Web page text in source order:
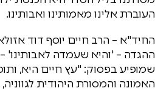
העוברת אלינו מאמותינו ואבותינו.
החיד"א – הרב חיים יוסף דוד
ההגדה – 'והיא שעמדה לאבותינו' –
שמופיע בפסוק: "עץ חיים היא,
האמונה והמסורת היהודית